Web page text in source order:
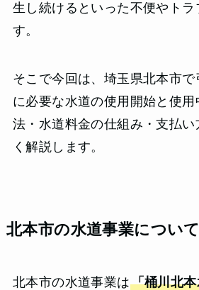
生し続けるといった不便やトラ
す。
そこで今回は、埼玉県北本市
に必要な水道の使用開始と使
法・水道料金の仕組み・支払い
く解説します。
北本市の水道事業について
北本市の水道事業は「桶川北